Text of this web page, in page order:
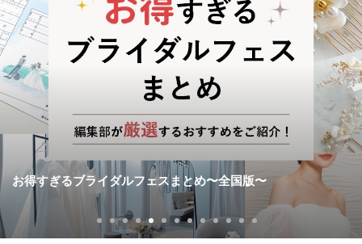
お得すぎるブライダルフェスまとめ〜全国版〜